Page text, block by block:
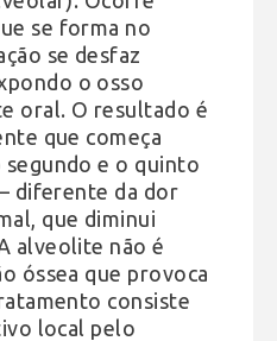
se forma no
se desfaz
o osso
oral. O resultado é
que começa
e o quinto
diferente da dor
que diminui
alveolite não é
óssea que provoca
consiste
local pelo